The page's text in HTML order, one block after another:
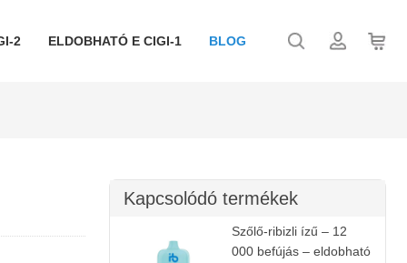
2 ELDOBHATÓ E CIGI-1 BLOG
Kapcsolódó termékek
Szőlő-ribizli ízű – 12
000 befújás – eldobható